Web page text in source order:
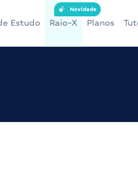
Estudo Raio-X
Novidade
Planos